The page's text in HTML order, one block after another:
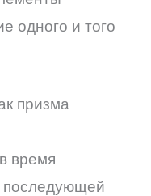
одного и того
призма
время
последующей